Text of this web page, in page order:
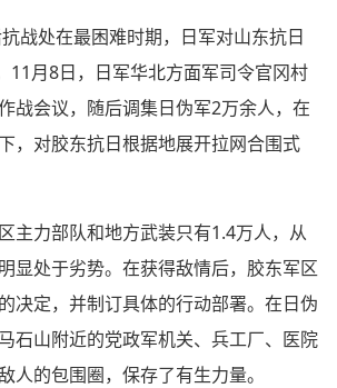
战处在最困难时期，日军对山东抗日
11月8日，日军华北方面军司令官冈村
战会议，随后调集日伪军2万余人，在
，对胶东抗日根据地展开拉网合围式
主力部队和地方武装只有1.4万人，从
显处于劣势。在获得敌情后，胶东军区
决定，并制订具体的行动部署。在日伪
石山附近的党政军机关、兵工厂、医院
人的包围圈，保存了有生力量。